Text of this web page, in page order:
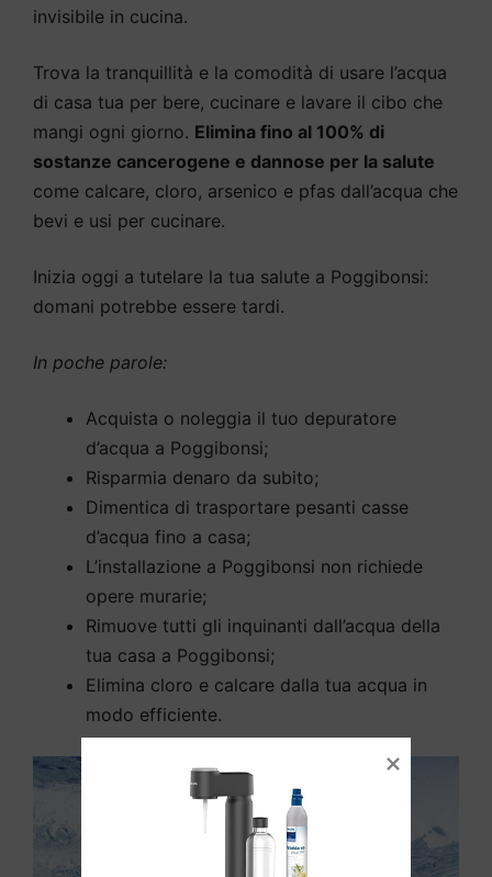
invisibile in cucina.
Trova la tranquillità e la comodità di usare l’acqua
di casa tua per bere, cucinare e lavare il cibo che
mangi ogni giorno. Elimina fino al 100% di
sostanze cancerogene e dannose per la salute
come calcare, cloro, arsenico e pfas dall’acqua che
bevi e usi per cucinare.
Inizia oggi a tutelare la tua salute a Poggibonsi:
domani potrebbe essere tardi.
In poche parole:
Acquista o noleggia il tuo depuratore
d’acqua a Poggibonsi;
Risparmia denaro da subito;
Dimentica di trasportare pesanti casse
d’acqua fino a casa;
L’installazione a Poggibonsi non richiede
opere murarie;
Rimuove tutti gli inquinanti dall’acqua della
tua casa a Poggibonsi;
Elimina cloro e calcare dalla tua acqua in
modo efficiente.